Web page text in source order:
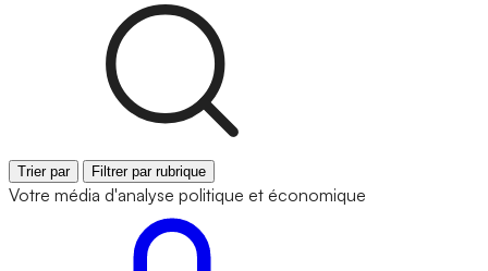
Trier par Filtrer par rubrique
Votre média d'analyse politique et économique